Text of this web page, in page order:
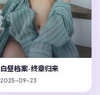
白昼档案·终章归来
2025-09-23